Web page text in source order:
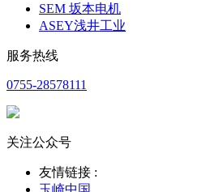
SEM 坂本电机
ASEY浅井工业
服务热线
0755-28578111
关注公众号
友情链接 :
玉崎中国